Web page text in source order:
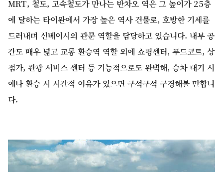
MRT, 철도, 고속철도가 만나는 반차오 역은 그 높이가 25층
에 달하는 타이완에서 가장 높은 역사 건물로, 호방한 기세를
드러내며 신베이시의 관문 역할을 담당하고 있습니다. 내부 공
간도 매우 넓고 교통 환승역 역할 외에 쇼핑센터, 푸드코트, 상
점가, 관광 서비스 센터 등 기능적으로도 완벽해, 승차 대기 시
에나 환승 시 시간적 여유가 있으면 구석구석 구경해볼 만합니
다.